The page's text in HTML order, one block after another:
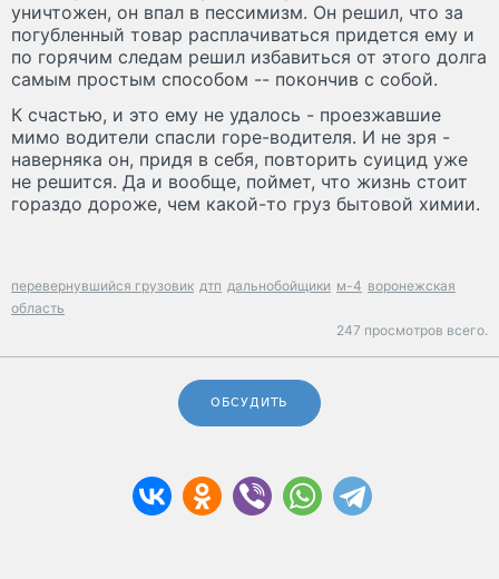
уничтожен, он впал в пессимизм. Он решил, что за
погубленный товар расплачиваться придется ему и
по горячим следам решил избавиться от этого долга
самым простым способом -- покончив с собой.
К счастью, и это ему не удалось - проезжавшие
мимо водители спасли горе-водителя. И не зря -
наверняка он, придя в себя, повторить суицид уже
не решится. Да и вообще, поймет, что жизнь стоит
гораздо дороже, чем какой-то груз бытовой химии.
перевернувшийся грузовик дтп дальнобойщики м-4 воронежская
область
247 просмотров всего.
ОБСУДИТЬ